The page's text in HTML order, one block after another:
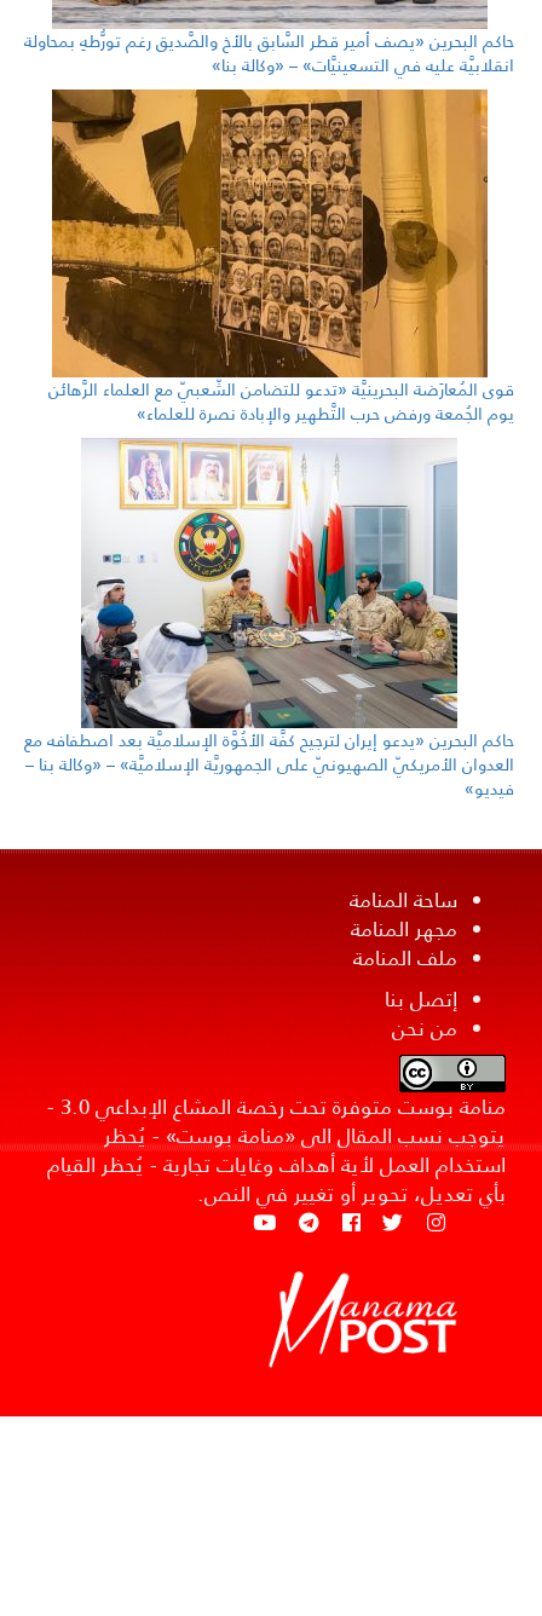
حاكم البحرين «يصف أمير قطر السَّابق بالأخ والصَّديق رغم تورُّطهِ بمحاولة
انقلابيَّة عليه في التسعينيَّات» – «وكالة بنا»
قوى المُعارَضة البحرينيَّة «تدعو للتضامن الشّعبيّ مع العلماء الرَّهائن
يوم الجُمعة ورفض حرب التَّطهير والإبادة نصرة للعلماء»
حاكم البحرين «يدعو إيران لترجيح كفَّة الأخُوَّة الإسلاميَّة بعد اصطفافه مع
العدوان الأمريكيّ الصهيونيّ على الجمهوريَّة الإسلاميَّة» – «وكالة بنا –
فيديو»
ساحة المنامة
مجهر المنامة
ملف المنامة
إتصل بنا
من نحن
منامة بوست متوفرة تحت رخصة المشاع الإبداعي 3.0 -
يتوجب نسب المقال الى «منامة بوست» - يُحظر
استخدام العمل لأية أهداف وغايات تجارية - يُحظر القيام
بأي تعديل، تحوير أو تغيير في النص.